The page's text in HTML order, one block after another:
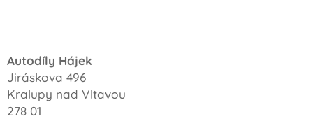
Autodíly Hájek
Jiráskova 496
Kralupy nad Vltavou
278 01